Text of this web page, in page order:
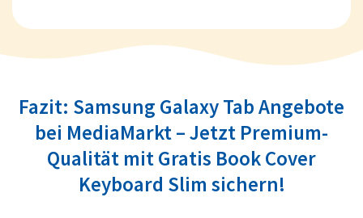
Fazit: Samsung Galaxy Tab Angebote
bei MediaMarkt – Jetzt Premium-
Qualität mit Gratis Book Cover
Keyboard Slim sichern!